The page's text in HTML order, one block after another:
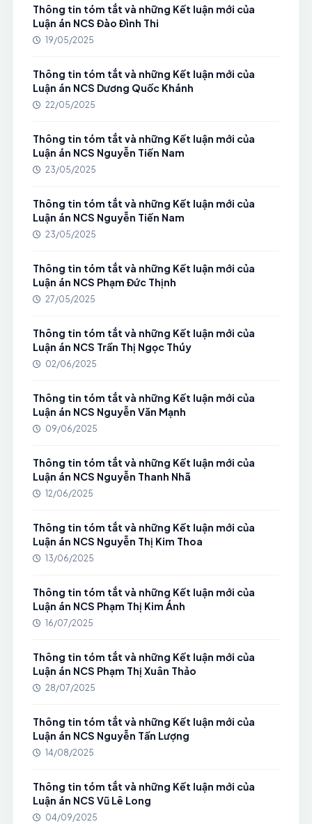
Thông tin tóm tắt và những Kết luận mới của
Luận án NCS Đào Đình Thi
19/05/2025
Thông tin tóm tắt và những Kết luận mới của
Luận án NCS Dương Quốc Khánh
22/05/2025
Thông tin tóm tắt và những Kết luận mới của
Luận án NCS Nguyễn Tiến Nam
23/05/2025
Thông tin tóm tắt và những Kết luận mới của
Luận án NCS Nguyễn Tiến Nam
23/05/2025
Thông tin tóm tắt và những Kết luận mới của
Luận án NCS Phạm Đức Thịnh
27/05/2025
Thông tin tóm tắt và những Kết luận mới của
Luận án NCS Trần Thị Ngọc Thúy
02/06/2025
Thông tin tóm tắt và những Kết luận mới của
Luận án NCS Nguyễn Văn Mạnh
09/06/2025
Thông tin tóm tắt và những Kết luận mới của
Luận án NCS Nguyễn Thanh Nhã
12/06/2025
Thông tin tóm tắt và những Kết luận mới của
Luận án NCS Nguyễn Thị Kim Thoa
13/06/2025
Thông tin tóm tắt và những Kết luận mới của
Luận án NCS Phạm Thị Kim Ánh
16/07/2025
Thông tin tóm tắt và những Kết luận mới của
Luận án NCS Phạm Thị Xuân Thảo
28/07/2025
Thông tin tóm tắt và những Kết luận mới của
Luận án NCS Nguyễn Tấn Lượng
14/08/2025
Thông tin tóm tắt và những Kết luận mới của
Luận án NCS Vũ Lê Long
04/09/2025